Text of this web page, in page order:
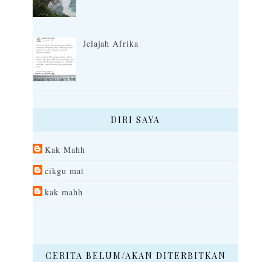
Jelajah Afrika
DIRI SAYA
Kak Mahh
cikgu mat
kak mahh
CERITA BELUM/AKAN DITERBITKAN